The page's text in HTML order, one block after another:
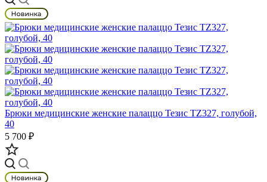
Брюки медицинские женские палаццо Тезис TZ327, голубой,
40
5 700 ₽